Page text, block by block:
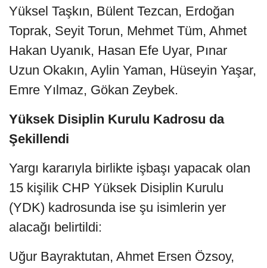
Yüksel Taşkın, Bülent Tezcan, Erdoğan
Toprak, Seyit Torun, Mehmet Tüm, Ahmet
Hakan Uyanık, Hasan Efe Uyar, Pınar
Uzun Okakın, Aylin Yaman, Hüseyin Yaşar,
Emre Yılmaz, Gökan Zeybek.
Yüksek Disiplin Kurulu Kadrosu da
Şekillendi
Yargı kararıyla birlikte işbaşı yapacak olan
15 kişilik CHP Yüksek Disiplin Kurulu
(YDK) kadrosunda ise şu isimlerin yer
alacağı belirtildi:
Uğur Bayraktutan, Ahmet Ersen Özsoy,